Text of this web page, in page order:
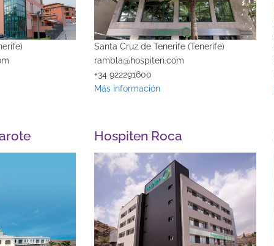
Santa Cruz de Tenerife (Tenerife)
rambla@hospiten.com
+34 922291600
Más información
Hospiten Roca